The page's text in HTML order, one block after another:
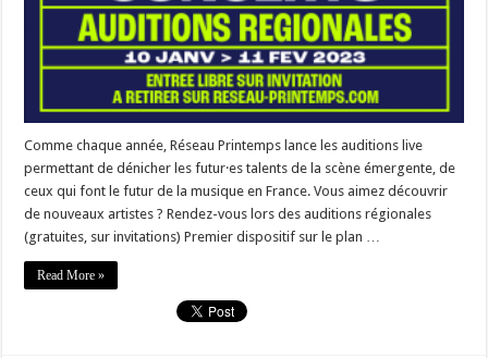
Comme chaque année, Réseau Printemps lance les auditions live
permettant de dénicher les futur·es talents de la scène émergente, de
ceux qui font le futur de la musique en France. Vous aimez découvrir
de nouveaux artistes ? Rendez-vous lors des auditions régionales
(gratuites, sur invitations) Premier dispositif sur le plan …
Read More »